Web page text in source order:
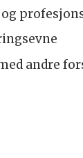
andre